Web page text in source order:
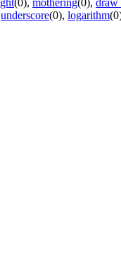
underscore(0), logarithm